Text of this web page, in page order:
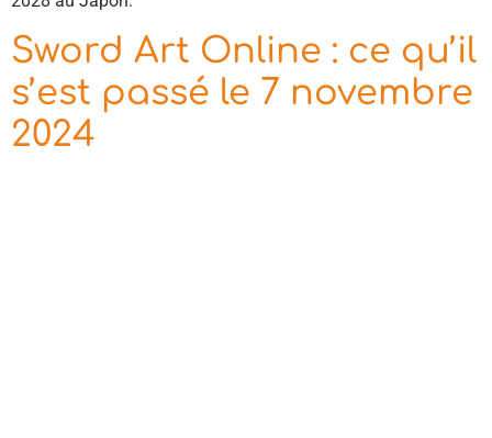
Sword Art Online : ce qu’il
s’est passé le 7 novembre
2024